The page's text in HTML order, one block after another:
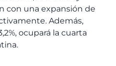
con una expansión de
Además,
ocupará la cuarta